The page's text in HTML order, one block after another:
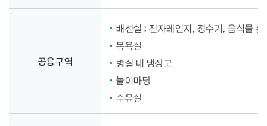
공용구역
배선실 : 전자레인지, 정수기, 음식물
목욕실
병실 내 냉장고
놀이마당
수유실